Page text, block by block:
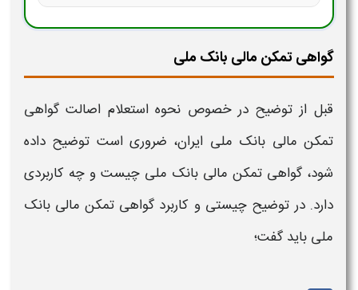
گواهی تمکن مالی بانک ملی
قبل از توضیح در خصوص نحوه استعلام اصالت گواهی
تمکن مالی بانک ملی ایران، ضروری است توضیح داده
شود، گواهی تمکن مالی بانک ملی چیست و چه کاربردی
دارد. در توضیح چیستی و کاربرد گواهی تمکن مالی بانک
ملی باید گفت؛